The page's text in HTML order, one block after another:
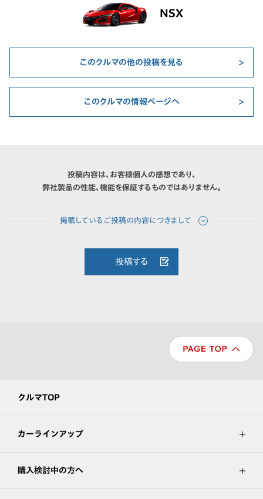
NSX
このクルマの他の投稿を見る
このクルマの情報ページへ
投稿内容は、お客様個人の感想であり、
弊社製品の性能、機能を保証するものではありません。
投稿する
クルマTOP
カーラインアップ
購入検討中の方へ